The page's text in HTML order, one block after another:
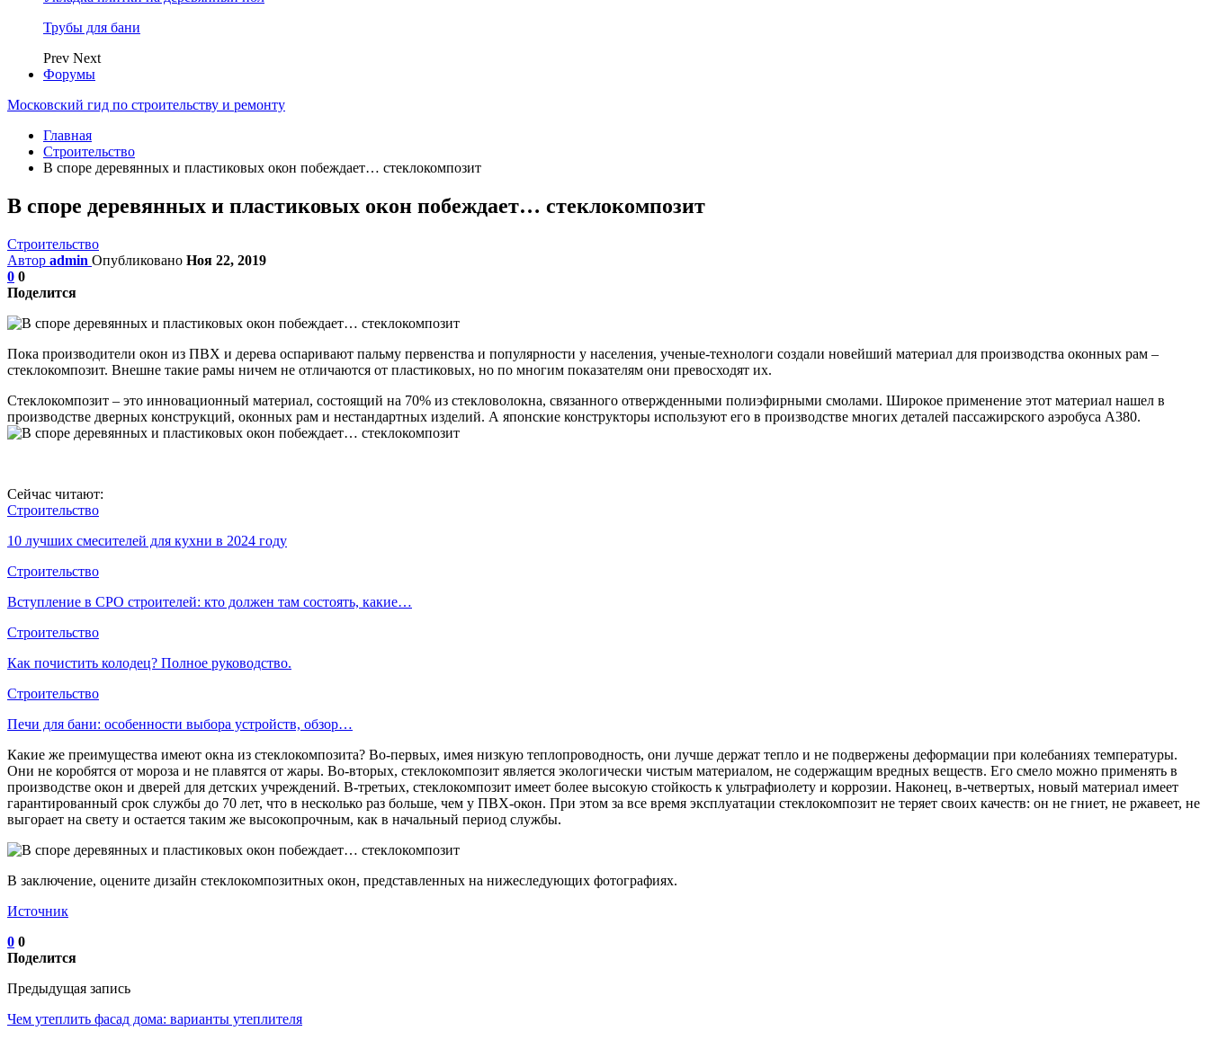
Трубы для бани
Prev Next
Форумы
Московский гид по строительству и ремонту
Главная
Строительство
В споре деревянных и пластиковых окон побеждает… стеклокомпозит
В споре деревянных и пластиковых окон побеждает… стеклокомпозит
Строительство
Автор admin Опубликовано Ноя 22, 2019
0 0
Поделится
Пока производители окон из ПВХ и дерева оспаривают пальму первенства и популярности у населения, ученые-технологи создали новейший материал для производства оконных рам –
стеклокомпозит. Внешне такие рамы ничем не отличаются от пластиковых, но по многим показателям они превосходят их.
Стеклокомпозит – это инновационный материал, состоящий на 70% из стекловолокна, связанного отвержденными полиэфирными смолами. Широкое применение этот материал нашел в
производстве дверных конструкций, оконных рам и нестандартных изделий. А японские конструкторы используют его в производстве многих деталей пассажирского аэробуса А380.
Сейчас читают:
Строительство
10 лучших смесителей для кухни в 2024 году
Строительство
Вступление в СРО строителей: кто должен там состоять, какие…
Строительство
Как почистить колодец? Полное руководство.
Строительство
Печи для бани: особенности выбора устройств, обзор…
Какие же преимущества имеют окна из стеклокомпозита? Во-первых, имея низкую теплопроводность, они лучше держат тепло и не подвержены деформации при колебаниях температуры.
Они не коробятся от мороза и не плавятся от жары. Во-вторых, стеклокомпозит является экологически чистым материалом, не содержащим вредных веществ. Его смело можно применять в
производстве окон и дверей для детских учреждений. В-третьих, стеклокомпозит имеет более высокую стойкость к ультрафиолету и коррозии. Наконец, в-четвертых, новый материал имеет
гарантированный срок службы до 70 лет, что в несколько раз больше, чем у ПВХ-окон. При этом за все время эксплуатации стеклокомпозит не теряет своих качеств: он не гниет, не ржавеет, не
выгорает на свету и остается таким же высокопрочным, как в начальный период службы.
В заключение, оцените дизайн стеклокомпозитных окон, представленных на нижеследующих фотографиях.
Источник
0 0
Поделится
Предыдущая запись
Чем утеплить фасад дома: варианты утеплителя